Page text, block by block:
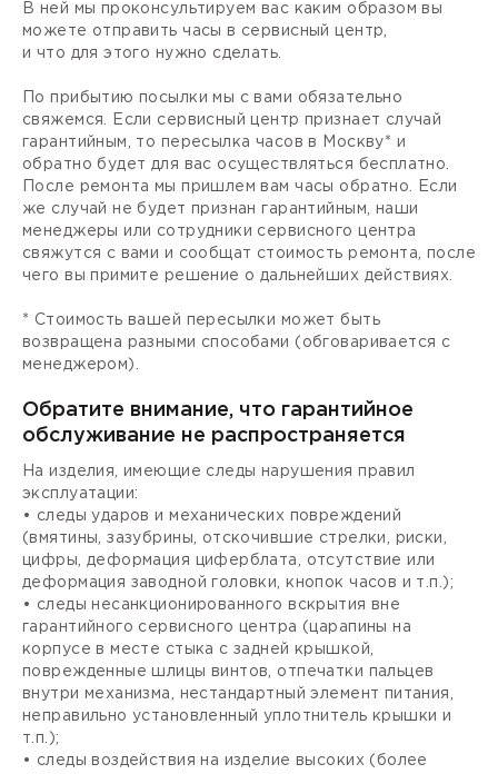
В ней мы проконсультируем вас каким образом вы
можете отправить часы в сервисный центр,
и что для этого нужно сделать.
По прибытию посылки мы с вами обязательно
свяжемся. Если сервисный центр признает случай
гарантийным, то пересылка часов в Москву* и
обратно будет для вас осуществляться бесплатно.
После ремонта мы пришлем вам часы обратно. Если
же случай не будет признан гарантийным, наши
менеджеры или сотрудники сервисного центра
свяжутся с вами и сообщат стоимость ремонта, после
чего вы примите решение о дальнейших действиях.
* Стоимость вашей пересылки может быть
возвращена разными способами (обговаривается с
менеджером).
Обратите внимание, что гарантийное
обслуживание не распространяется
На изделия, имеющие следы нарушения правил
эксплуатации:
• следы ударов и механических повреждений
(вмятины, зазубрины, отскочившие стрелки, риски,
цифры, деформация циферблата, отсутствие или
деформация заводной головки, кнопок часов и т.п.);
• следы несанкционированного вскрытия вне
гарантийного сервисного центра (царапины на
корпусе в месте стыка с задней крышкой,
поврежденные шлицы винтов, отпечатки пальцев
внутри механизма, нестандартный элемент питания,
неправильно установленный уплотнитель крышки и
т.п.);
• следы воздействия на изделие высоких (более